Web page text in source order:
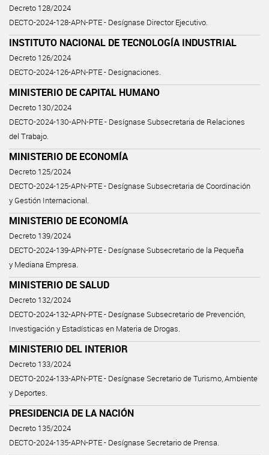
Decreto 128/2024
DECTO-2024-128-APN-PTE - Desígnase Director Ejecutivo.
INSTITUTO NACIONAL DE TECNOLOGÍA INDUSTRIAL
Decreto 126/2024
DECTO-2024-126-APN-PTE - Designaciones.
MINISTERIO DE CAPITAL HUMANO
Decreto 130/2024
DECTO-2024-130-APN-PTE - Desígnase Subsecretaria de Relaciones
del Trabajo.
MINISTERIO DE ECONOMÍA
Decreto 125/2024
DECTO-2024-125-APN-PTE - Desígnase Subsecretaria de Coordinación
y Gestión Internacional.
MINISTERIO DE ECONOMÍA
Decreto 139/2024
DECTO-2024-139-APN-PTE - Desígnase Subsecretario de la Pequeña
y Mediana Empresa.
MINISTERIO DE SALUD
Decreto 132/2024
DECTO-2024-132-APN-PTE - Desígnase Subsecretario de Prevención,
Investigación y Estadísticas en Materia de Drogas.
MINISTERIO DEL INTERIOR
Decreto 133/2024
DECTO-2024-133-APN-PTE - Desígnase Secretario de Turismo, Ambiente
y Deportes.
PRESIDENCIA DE LA NACIÓN
Decreto 135/2024
DECTO-2024-135-APN-PTE - Desígnase Secretario de Prensa.